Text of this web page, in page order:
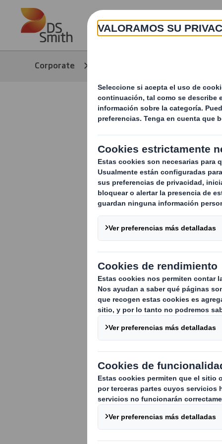
Skip to main content
Corporate
El mundo siempre
demuestra su
actividades
oportunidades
Como referencia,
algunas ideas